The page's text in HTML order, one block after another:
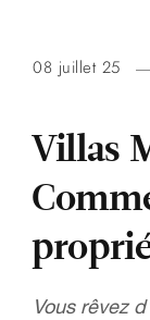
08 juillet 25
Villas
Vous rêvez